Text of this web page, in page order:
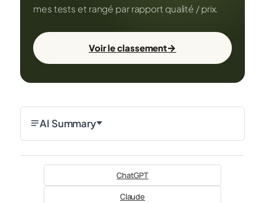
mes tests et rangé par rapport qualité / prix.
Voir le classement→
AI Summary
ChatGPT
Claude